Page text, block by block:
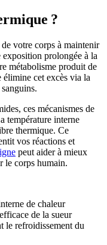
?
votre corps à maintenir
exposition prolongée à la
métabolisme produit de
cet excès via la
ces mécanismes de
température interne
thermique. Ce
vos réactions et
peut aider à mieux
le corps humain.
de chaleur
de la sueur
le refroidissement du